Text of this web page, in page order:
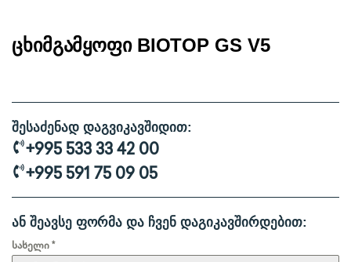
ᲪᲮᲘᲛᲒᲐᲛᲧᲝᲤᲘ BIOTOP GS V5
შესაძენად დაგვიკავშიდით:
+995 533 33 42 00
+995 591 75 09 05
ან შეავსე ფორმა და ჩვენ დაგიკავშირდებით:
სახელი *